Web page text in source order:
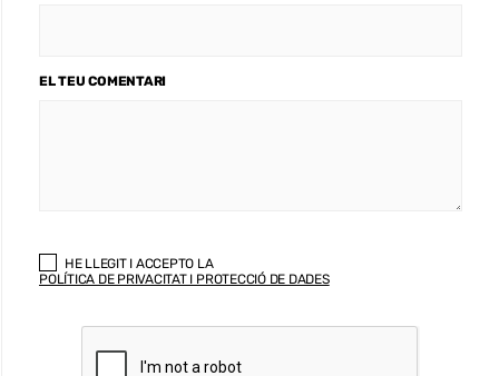
EL TEU COMENTARI
HE LLEGIT I ACCEPTO LA
POLÍTICA DE PRIVACITAT I PROTECCIÓ DE DADES